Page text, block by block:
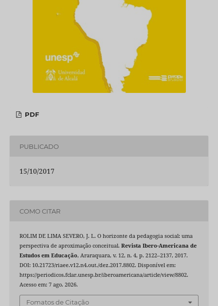
PDF
PUBLICADO
15/10/2017
COMO CITAR
ROLIM DE LIMA SEVERO, J. L. O horizonte da pedagogia social: uma
perspectiva de aproximação conceitual. Revista Ibero-Americana de
Estudos em Educação, Araraquara, v. 12, n. 4, p. 2122–2137, 2017.
DOI: 10.21723/riaee.v12.n4.out./dez.2017.8802. Disponível em:
https://periodicos.fclar.unesp.br/iberoamericana/article/view/8802.
Acesso em: 7 ago. 2026.
Fomatos de Citação